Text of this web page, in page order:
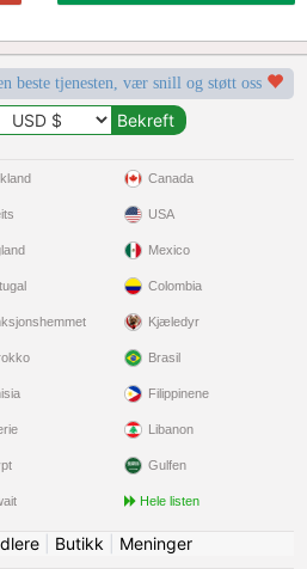
beste tjenesten, vær snill og støtt oss
Canada
USA
Mexico
Colombia
Kjæledyr
Brasil
Filippinene
Libanon
Gulfen
Hele listen
| Butikk
Meninger